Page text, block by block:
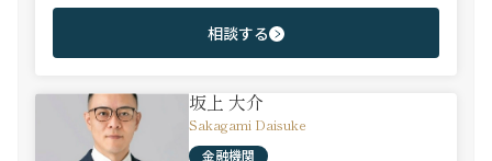
相談する
坂上 大介
Sakagami Daisuke
金融機関